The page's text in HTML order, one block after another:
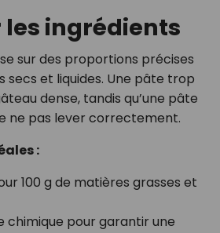
les ingrédients
sur des proportions précises
secs et liquides. Une pâte trop
dense, tandis qu’une pâte
ne pas lever correctement.
:
100 g de matières grasses et
chimique pour garantir une